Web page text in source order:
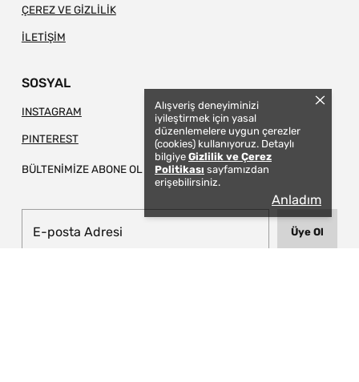
Alışveriş deneyiminizi
iyileştirmek için yasal
düzenlemelere uygun çerezler
(cookies) kullanıyoruz. Detaylı
bilgiye Gizlilik ve Çerez
Politikası sayfamızdan
erişebilirsiniz.
Anladım
ÇEREZ VE GİZLİLİK
İLETİŞİM
SOSYAL
INSTAGRAM
PINTEREST
BÜLTENİMİZE ABONE OL
Üye Ol